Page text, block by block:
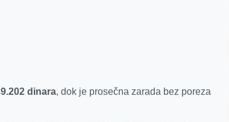
dinara, dok je prosečna zarada bez poreza